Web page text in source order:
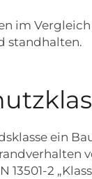
im
standhalten.
ein
13501-2